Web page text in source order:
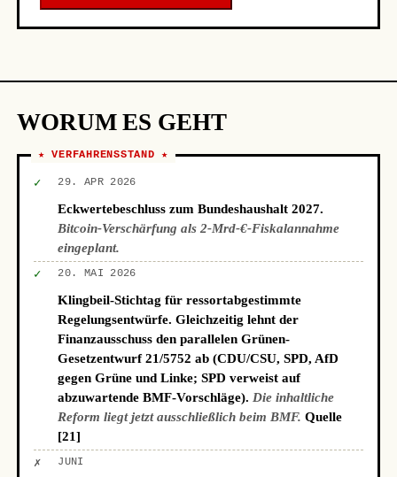
WORUM ES GEHT
★ VERFAHRENSSTAND ★
✓ 29. APR 2026
Eckwertebeschluss zum Bundeshaushalt 2027.
Bitcoin-Verschärfung als 2-Mrd-€-Fiskalannahme
eingeplant.
✓ 20. MAI 2026
Klingbeil-Stichtag für ressortabgestimmte
Regelungsentwürfe. Gleichzeitig lehnt der
Finanzausschuss den parallelen Grünen-
Gesetzentwurf 21/5752 ab (CDU/CSU, SPD, AfD
gegen Grüne und Linke; SPD verweist auf
abzuwartende BMF-Vorschläge). Die inhaltliche
Reform liegt jetzt ausschließlich beim BMF. Quelle
[21]
✗ JUNI